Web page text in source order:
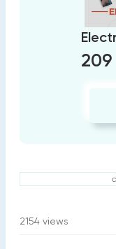
209
2154 views